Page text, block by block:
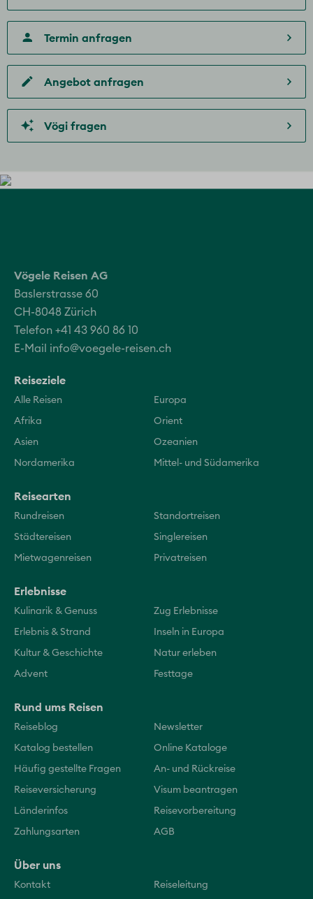
Termin anfragen
Angebot anfragen
Vögi fragen
Vögele Reisen AG
Baslerstrasse 60
CH-8048 Zürich
Telefon +41 43 960 86 10
E-Mail info@voegele-reisen.ch
Reiseziele
Alle Reisen Europa
Afrika Orient
Asien Ozeanien
Nordamerika Mittel- und Südamerika
Reisearten
Rundreisen Standortreisen
Städtereisen Singlereisen
Mietwagenreisen Privatreisen
Erlebnisse
Kulinarik & Genuss Zug Erlebnisse
Erlebnis & Strand Inseln in Europa
Kultur & Geschichte Natur erleben
Advent Festtage
Rund ums Reisen
Reiseblog Newsletter
Katalog bestellen Online Kataloge
Häufig gestellte Fragen An- und Rückreise
Reiseversicherung Visum beantragen
Länderinfos Reisevorbereitung
Zahlungsarten AGB
Über uns
Kontakt Reiseleitung